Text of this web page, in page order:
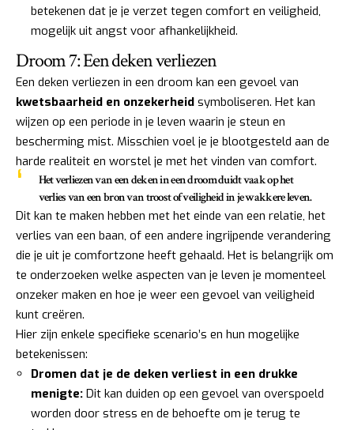
betekenen dat je je verzet tegen comfort en veiligheid,
mogelijk uit angst voor afhankelijkheid.
Droom 7: Een deken verliezen
Een deken verliezen in een droom kan een gevoel van
kwetsbaarheid en onzekerheid symboliseren. Het kan
wijzen op een periode in je leven waarin je steun en
bescherming mist. Misschien voel je je blootgesteld aan de
harde realiteit en worstel je met het vinden van comfort.
Het verliezen van een deken in een droom duidt vaak op het
verlies van een bron van troost of veiligheidin je wakkere leven.
Dit kan te maken hebben met het einde van een relatie, het
verlies van een baan, of een andere ingrijpende verandering
die je uit je comfortzone heeft gehaald. Het is belangrijk om
te onderzoeken welke aspecten van je leven je momenteel
onzeker maken en hoe je weer een gevoel van veiligheid
kunt creëren.
Hier zijn enkele specifieke scenario’s en hun mogelijke
betekenissen:
Dromen dat je de deken verliest in een drukke
menigte: Dit kan duiden op een gevoel van overspoeld
worden door stress en de behoefte om je terug te